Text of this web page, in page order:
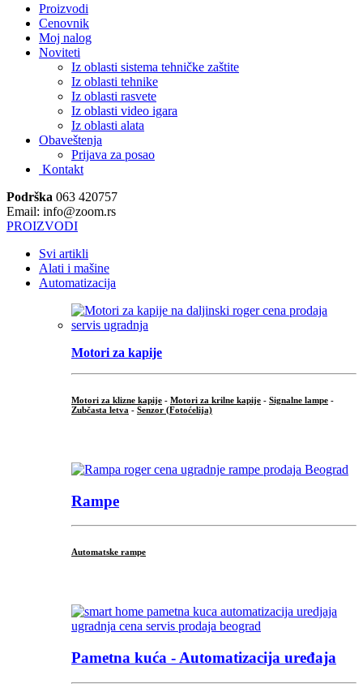
Proizvodi
Cenovnik
Moj nalog
Noviteti
Iz oblasti sistema tehničke zaštite
Iz oblasti tehnike
Iz oblasti rasvete
Iz oblasti video igara
Iz oblasti alata
Obaveštenja
Prijava za posao
Kontakt
Podrška 063 420757
Email: info@zoom.rs
PROIZVODI
Svi artikli
Alati i mašine
Automatizacija
Motori za kapije
Motori za klizne kapije - Motori za krilne kapije - Signalne lampe -
Zubčasta letva - Senzor (Fotoćelija)
Rampe
Automatske rampe
Pametna kuća - Automatizacija uređaja